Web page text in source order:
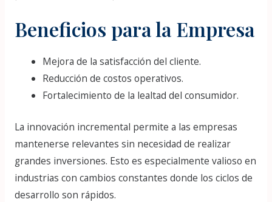
Beneficios para la Empresa
Mejora de la satisfacción del cliente.
Reducción de costos operativos.
Fortalecimiento de la lealtad del consumidor.
La innovación incremental permite a las empresas
mantenerse relevantes sin necesidad de realizar
grandes inversiones. Esto es especialmente valioso en
industrias con cambios constantes donde los ciclos de
desarrollo son rápidos.